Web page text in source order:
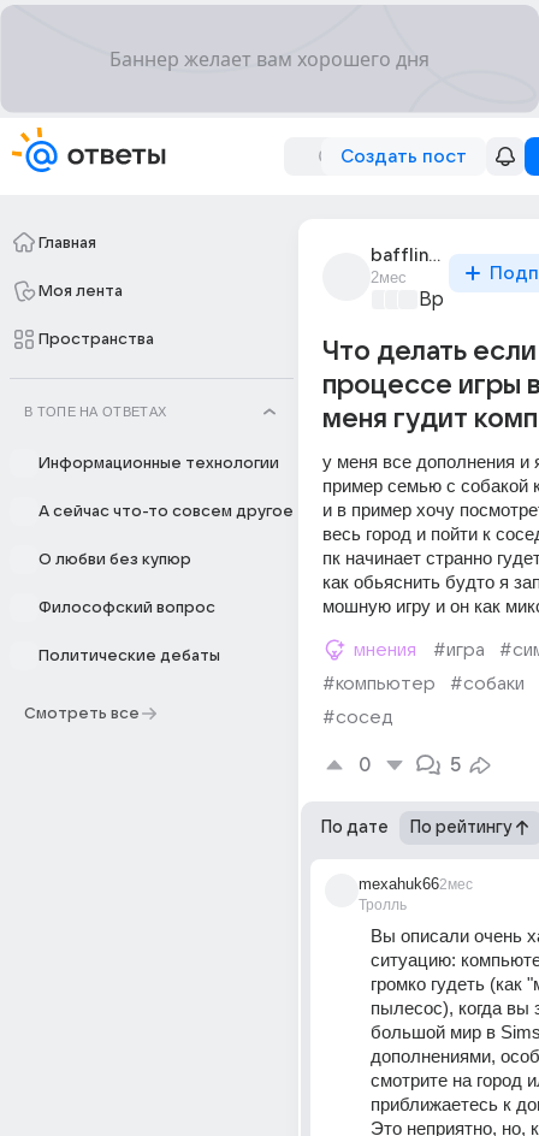
Создать пост
Главная
Моя лента
Пространства
В ТОПЕ НА ОТВЕТАХ
Информационные технологии
А сейчас что-то совсем другое
О любви без купюр
Философский вопрос
Политические дебаты
Смотреть все
baffling_6505
2мес
Время игр
Что делать
процессе игры
меня гудит
у меня все дополнения и
пример семью с собакой
и в пример хочу
весь город и пойти к
пк начинает странно
как обьяснить будто я
мошную игру и он как
мнения #игра
#компьютер
#собаки
#сосед
0 5
По дате По рейтингу
mexahuk66
Тролль
2мес
Вы описали очень
ситуацию:
громко гудеть (как
пылесос), когда вы
большой мир в
дополнениями,
смотрите на город
приближаетесь к